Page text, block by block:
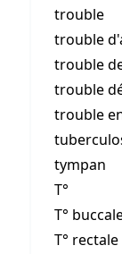
trouble
trouble
trouble
trouble
trouble
tympan
T°
T°
T° rectale